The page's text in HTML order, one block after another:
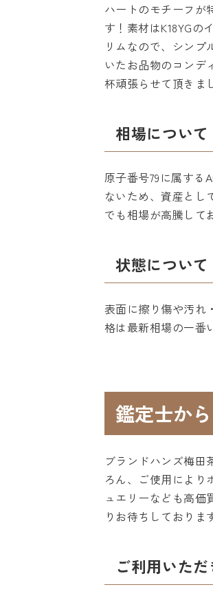
ハートのモチーフが
す！素材はK18YG
リムなので、シン
いたお品物のコンデ
杯頑張らせて頂きま
相場について
原子番号79に属する
ないため、資産とし
でも相場が高騰して
状態について
表面に擦り傷や汚れ
格は最新相場の一番
鑑定士か
ブランドハンズ梅田
ろん、ご使用により
ュエリーなども高価
りお待ちしておりま
ご利用いた